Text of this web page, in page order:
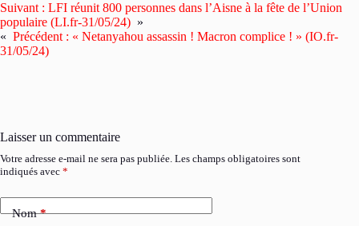
Suivant : LFI réunit 800 personnes dans l’Aisne à la fête de l’Union
populaire (LI.fr-31/05/24) »
« Précédent : « Netanyahou assassin ! Macron complice ! » (IO.fr-
31/05/24)
Laisser un commentaire
Votre adresse e-mail ne sera pas publiée. Les champs obligatoires sont
indiqués avec *
Nom*